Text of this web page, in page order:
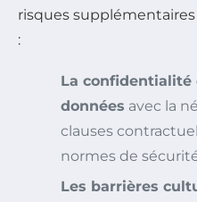
risques
:
La confidentialité
données avec la
clauses
normes de
Les barrières